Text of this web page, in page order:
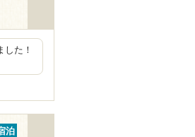
た！
泊